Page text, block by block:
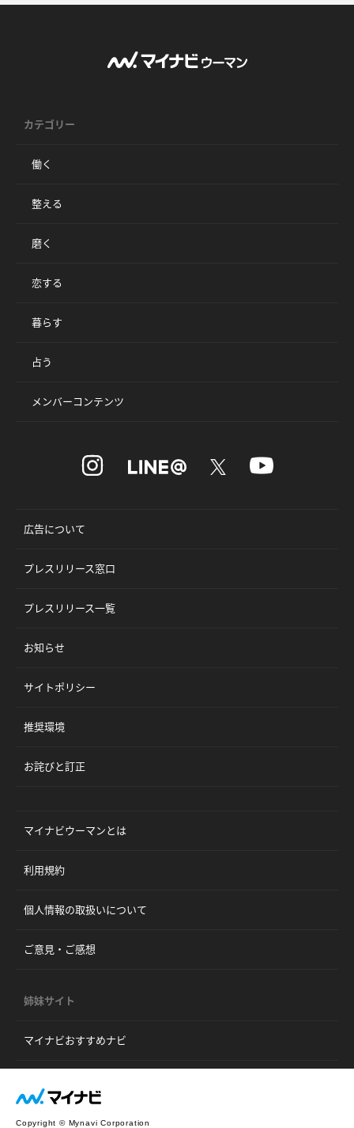
カテゴリー
働く
整える
磨く
恋する
暮らす
占う
メンバーコンテンツ
広告について
プレスリリース窓口
プレスリリース一覧
お知らせ
サイトポリシー
推奨環境
お詫びと訂正
マイナビウーマンとは
利用規約
個人情報の取扱いについて
ご意見・ご感想
姉妹サイト
マイナビおすすめナビ
Copyright © Mynavi Corporation